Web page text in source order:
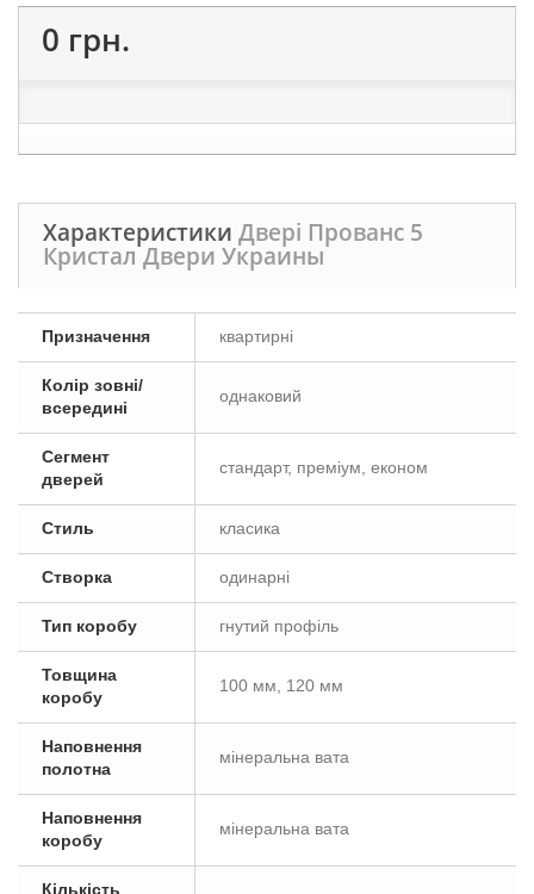
0 грн.
Характеристики Двері Прованс 5
Кристал Двери Украины
Призначення квартирні
Колір зовні/
всередині
однаковий
Сегмент
дверей
стандарт, преміум, економ
Стиль класика
Створка одинарні
Тип коробу гнутий профіль
Товщина
коробу
100 мм, 120 мм
Наповнення
полотна
мінеральна вата
Наповнення
коробу
мінеральна вата
Кількість